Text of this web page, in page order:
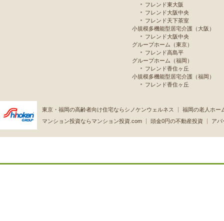
フレンド東大阪
フレンド大阪中央
フレンド天下茶室
小規模多機能型居宅介護（大阪）
フレンド大阪中央
グループホーム（東京）
フレンド高島平
グループホーム（福岡）
フレンド香住ヶ丘
小規模多機能型居宅介護（福岡）
フレンド香住ヶ丘
東京・福岡の高齢者向け住宅ならシノケンウェルネス
福岡の老人ホー
マンション投資ならマンション投資.com
頭金0円の不動産投資 アパ